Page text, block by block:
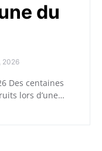
du
2026
Des centaines
lors d’une…